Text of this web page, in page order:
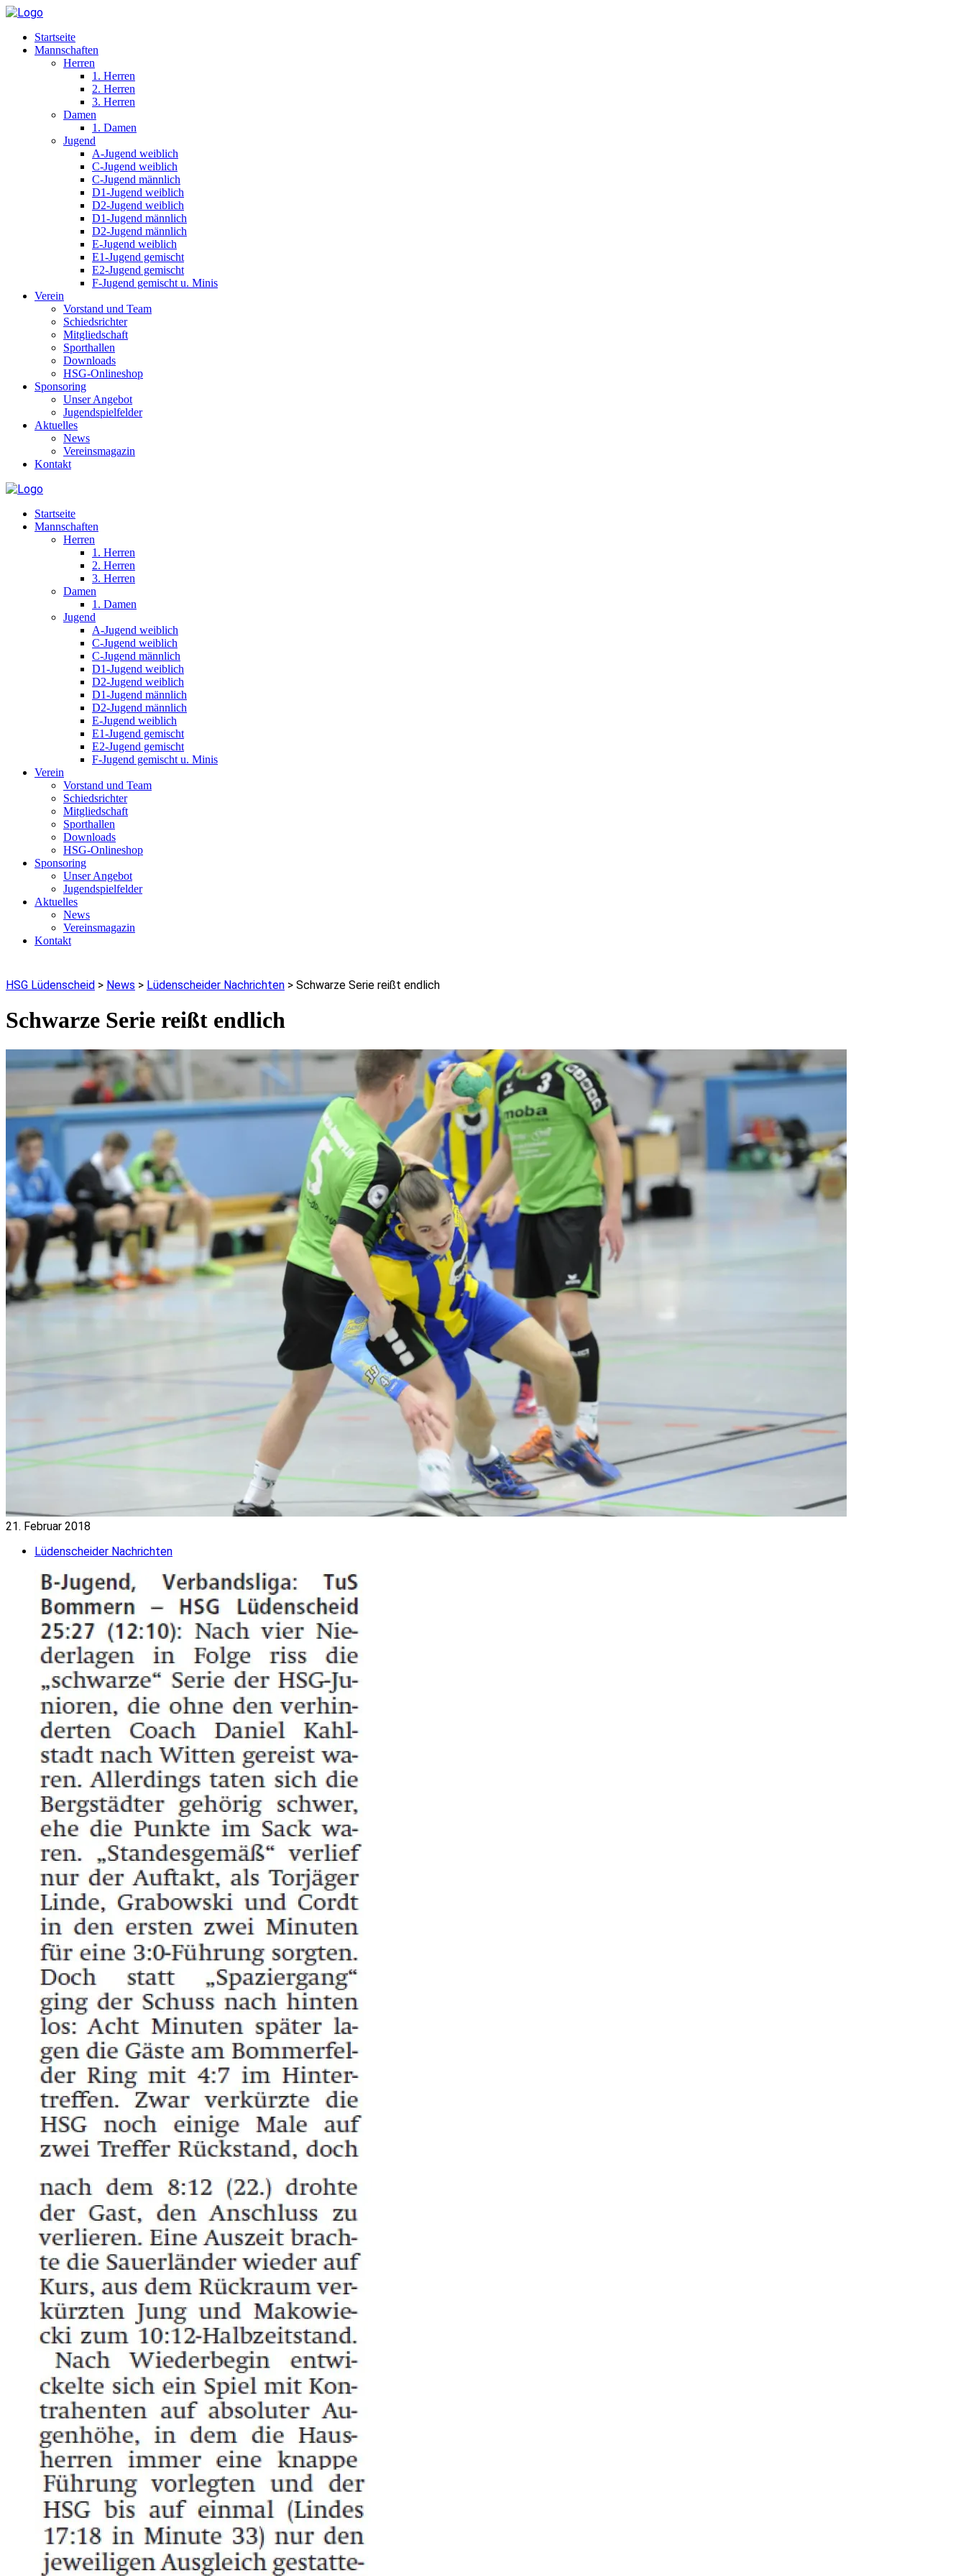
Startseite
Mannschaften
Herren
1. Herren
2. Herren
3. Herren
Damen
1. Damen
Jugend
A-Jugend weiblich
C-Jugend weiblich
C-Jugend männlich
D1-Jugend weiblich
D2-Jugend weiblich
D1-Jugend männlich
D2-Jugend männlich
E-Jugend weiblich
E1-Jugend gemischt
E2-Jugend gemischt
F-Jugend gemischt u. Minis
Verein
Vorstand und Team
Schiedsrichter
Mitgliedschaft
Sporthallen
Downloads
HSG-Onlineshop
Sponsoring
Unser Angebot
Jugendspielfelder
Aktuelles
News
Vereinsmagazin
Kontakt
Startseite
Mannschaften
Herren
1. Herren
2. Herren
3. Herren
Damen
1. Damen
Jugend
A-Jugend weiblich
C-Jugend weiblich
C-Jugend männlich
D1-Jugend weiblich
D2-Jugend weiblich
D1-Jugend männlich
D2-Jugend männlich
E-Jugend weiblich
E1-Jugend gemischt
E2-Jugend gemischt
F-Jugend gemischt u. Minis
Verein
Vorstand und Team
Schiedsrichter
Mitgliedschaft
Sporthallen
Downloads
HSG-Onlineshop
Sponsoring
Unser Angebot
Jugendspielfelder
Aktuelles
News
Vereinsmagazin
Kontakt
HSG Lüdenscheid > News > Lüdenscheider Nachrichten > Schwarze Serie reißt endlich
Schwarze Serie reißt endlich
21. Februar 2018
Lüdenscheider Nachrichten